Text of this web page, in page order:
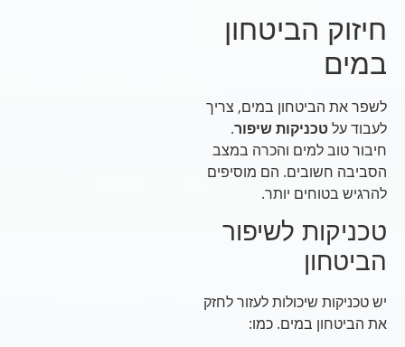
חיזוק הביטחון
במים
לשפר את הביטחון במים, צריך
לעבוד עלטכניקות שיפור.
חיבור טוב למים והכרה במצב
הסביבה חשובים. הם מוסיפים
להרגיש בטוחים יותר.
טכניקות לשיפור
הביטחון
יש טכניקות שיכולות לעזור לחזק
את הביטחון במים. כמו: